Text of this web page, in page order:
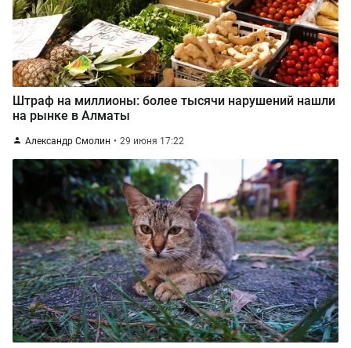
Штраф на миллионы: более тысячи нарушений нашли
на рынке в Алматы
Александр Смолин 29 июня 17:22